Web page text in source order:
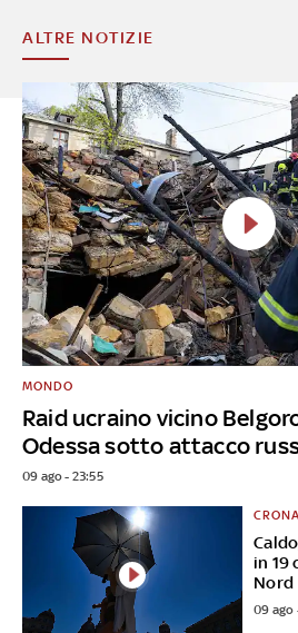
ALTRE NOTIZIE
Raid ucraino vicino
Odessa sotto attacco
MONDO
09 ago - 23:55
in 19
Nord
09 ago